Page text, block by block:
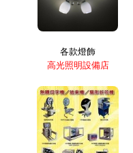
各款燈飾
高光照明設備店